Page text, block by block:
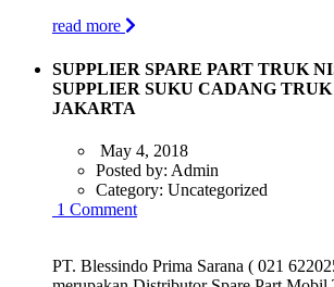
read more
SUPPLIER SPARE PART TRUK
SUPPLIER SUKU CADANG
JAKARTA
May 4, 2018
Posted by: Admin
Category: Uncategorized
1 Comment
PT. Blessindo Prima Sarana ( 021